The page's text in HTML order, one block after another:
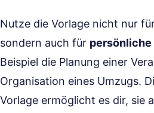
Nutze die Vorlage nicht nur
sondern auch für persönliche
Beispiel die Planung einer
Organisation eines Umzugs.
Vorlage ermöglicht es dir, sie